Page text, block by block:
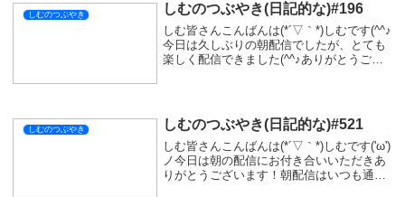
しむのつぶやき しむのつぶやき(日記的な)#196
しむ皆さんこんばんは(*´▽｀*)しむです(^^♪
今日は久しぶりの朝配信でしたが、とても
楽しく配信できました(^^♪ありがとうござ
しむのつぶやき しむのつぶやき(日記的な)#521
しむ皆さんこんばんは(*´▽｀*)しむです('ω')
ノ今日は朝の配信にお付き合いいただきあ
りがとうございます！朝配信はいつも通り